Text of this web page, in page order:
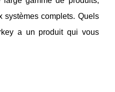
systèmes complets. Quels
a un produit qui vous